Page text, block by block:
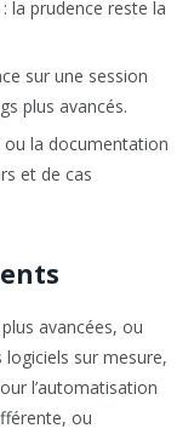
la prudence reste la
sur une session
plus avancés.
la documentation
et de cas
avancées, ou
sur mesure,
l’automatisation
ou